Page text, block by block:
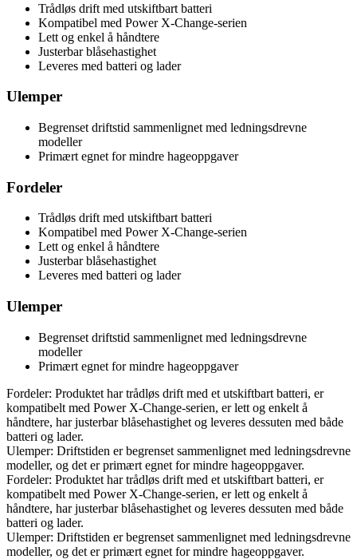
Trådløs drift med utskiftbart batteri
Kompatibel med Power X-Change-serien
Lett og enkel å håndtere
Justerbar blåsehastighet
Leveres med batteri og lader
Ulemper
Begrenset driftstid sammenlignet med ledningsdrevne
modeller
Primært egnet for mindre hageoppgaver
Fordeler
Trådløs drift med utskiftbart batteri
Kompatibel med Power X-Change-serien
Lett og enkel å håndtere
Justerbar blåsehastighet
Leveres med batteri og lader
Ulemper
Begrenset driftstid sammenlignet med ledningsdrevne
modeller
Primært egnet for mindre hageoppgaver
Fordeler: Produktet har trådløs drift med et utskiftbart batteri, er
kompatibelt med Power X-Change-serien, er lett og enkelt å
håndtere, har justerbar blåsehastighet og leveres dessuten med både
batteri og lader.
Ulemper: Driftstiden er begrenset sammenlignet med ledningsdrevne
modeller, og det er primært egnet for mindre hageoppgaver.
Fordeler: Produktet har trådløs drift med et utskiftbart batteri, er
kompatibelt med Power X-Change-serien, er lett og enkelt å
håndtere, har justerbar blåsehastighet og leveres dessuten med både
batteri og lader.
Ulemper: Driftstiden er begrenset sammenlignet med ledningsdrevne
modeller, og det er primært egnet for mindre hageoppgaver.